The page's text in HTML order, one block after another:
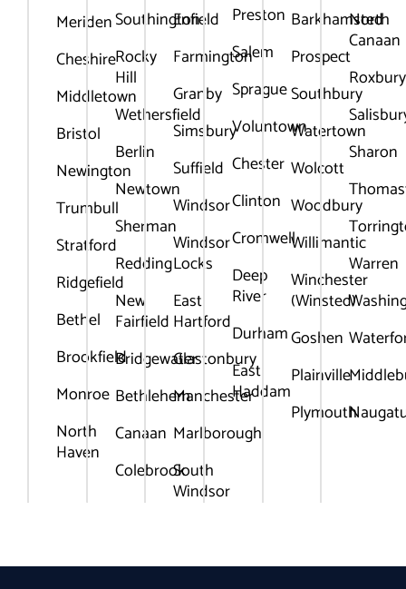
Meriden
Cheshire
Middletown
Bristol
Newington
Trumbull
Stratford
Ridgefield
Bethel
Brookfield
Monroe
North
Haven
Southington
Rocky
Hill
Wethersfield
Berlin
Newtown
Sherman
Redding
New
Fairfield
Bridgewater
Bethlehem
Canaan
Colebrook
Enfield
Farmington
Granby
Simsbury
Suffield
Windsor
Windsor
Locks
East
Hartford
Glastonbury
Manchester
Marlborough
South
Windsor
Preston
Salem
Sprague
Voluntown
Chester
Clinton
Cromwell
Deep
River
Durham
East
Haddam
Barkhamsted
Prospect
Southbury
Watertown
Wolcott
Woodbury
Willimantic
Winchester
(Winsted)
Goshen
Plainville
Plymouth
North
Canaan
Roxbury
Sharon
Warren